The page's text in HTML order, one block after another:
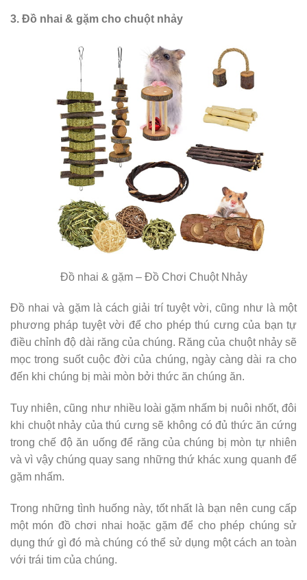
3. Đồ nhai & gặm cho chuột nhảy
Đồ nhai & gặm – Đồ Chơi Chuột Nhảy
Đồ nhai và gặm là cách giải trí tuyệt vời, cũng như là một
phương pháp tuyệt vời để cho phép thú cưng của bạn tự
điều chỉnh độ dài răng của chúng. Răng của chuột nhảy sẽ
mọc trong suốt cuộc đời của chúng, ngày càng dài ra cho
đến khi chúng bị mài mòn bởi thức ăn chúng ăn.
Tuy nhiên, cũng như nhiều loài gặm nhấm bị nuôi nhốt, đôi
khi chuột nhảy của thú cưng sẽ không có đủ thức ăn cứng
trong chế độ ăn uống để răng của chúng bị mòn tự nhiên
và vì vậy chúng quay sang những thứ khác xung quanh để
gặm nhấm.
Trong những tình huống này, tốt nhất là bạn nên cung cấp
một món đồ chơi nhai hoặc gặm để cho phép chúng sử
dụng thứ gì đó mà chúng có thể sử dụng một cách an toàn
với trái tim của chúng.